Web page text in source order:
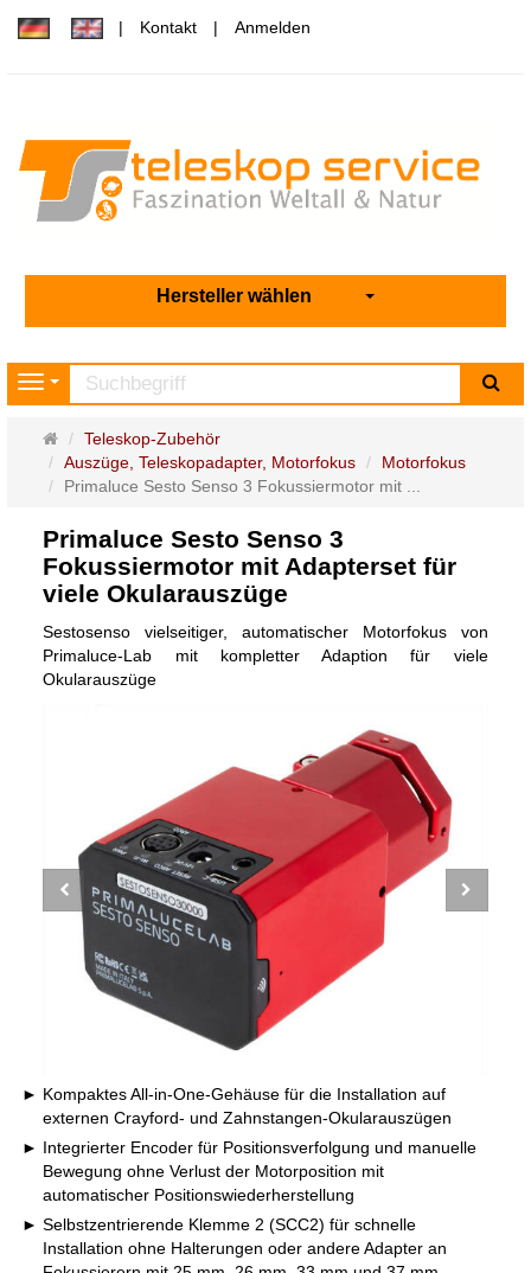
Kontakt Anmelden
Hersteller wählen
Navigation
Startseite
Teleskop-Zubehör
Auszüge, Teleskopadapter, Motorfokus
Motorfokus
Primaluce Sesto Senso 3 Fokussiermotor mit ...
Primaluce Sesto Senso 3
Fokussiermotor mit Adapterset für
viele Okularauszüge
Sestosenso vielseitiger, automatischer Motorfokus von
Primaluce-Lab mit kompletter Adaption für viele
Okularauszüge
Kompaktes All-in-One-Gehäuse für die Installation auf
externen Crayford- und Zahnstangen-Okularauszügen
Integrierter Encoder für Positionsverfolgung und manuelle
Bewegung ohne Verlust der Motorposition mit
automatischer Positionswiederherstellung
Selbstzentrierende Klemme 2 (SCC2) für schnelle
Installation ohne Halterungen oder andere Adapter an